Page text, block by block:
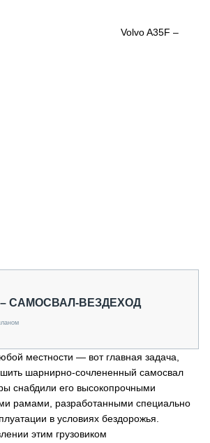
Volvo A35F –
– САМОСВАЛ-ВЕЗДЕХОД
местности — вот главная задача,
шарнирно-сочлененный самосвал
снабдили его высокопрочными
рамами, разработанными специально
в условиях бездорожья.
этим грузовиком